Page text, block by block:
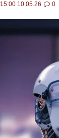
15:00 10.05.26 0